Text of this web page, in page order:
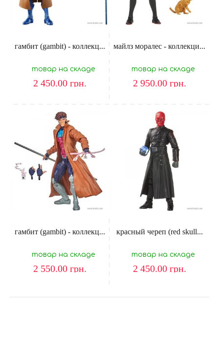
гамбит (gambit) - коллекц...
товар на складе
2 450.00 грн.
майлз моралес - коллекци...
товар на складе
2 950.00 грн.
гамбит (gambit) - коллекц...
товар на складе
2 550.00 грн.
красный череп (red skull...
товар на складе
2 450.00 грн.